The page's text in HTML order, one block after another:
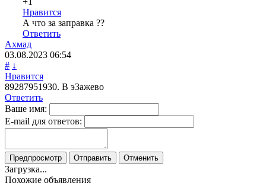
Нравится
А что за заправка ??
Ответить
Ахмад
03.08.2023 06:54
# ↓
Нравится
89287951930. В э3ажево
Ответить
Ваше имя:
E-mail для ответов:
Предпросмотр Отправить Отменить
Загрузка...
Похожие объявления